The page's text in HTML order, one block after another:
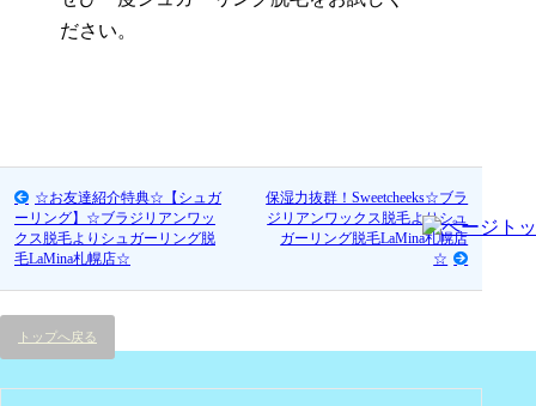
ださい。
☆お友達紹介特典☆【シュガ
ーリング】☆ブラジリアンワッ
クス脱毛よりシュガーリング脱
毛LaMina札幌店☆
保湿力抜群！Sweetcheeks☆ブラ
ジリアンワックス脱毛よりシュ
ガーリング脱毛LaMina札幌店
☆
トップへ戻る